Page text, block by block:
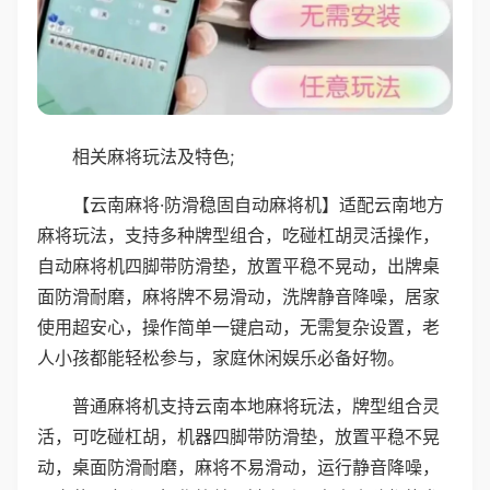
相关麻将玩法及特色;
【云南麻将·防滑稳固自动麻将机】适配云南地方
麻将玩法，支持多种牌型组合，吃碰杠胡灵活操作，
自动麻将机四脚带防滑垫，放置平稳不晃动，出牌桌
面防滑耐磨，麻将牌不易滑动，洗牌静音降噪，居家
使用超安心，操作简单一键启动，无需复杂设置，老
人小孩都能轻松参与，家庭休闲娱乐必备好物。
普通麻将机支持云南本地麻将玩法，牌型组合灵
活，可吃碰杠胡，机器四脚带防滑垫，放置平稳不晃
动，桌面防滑耐磨，麻将不易滑动，运行静音降噪，